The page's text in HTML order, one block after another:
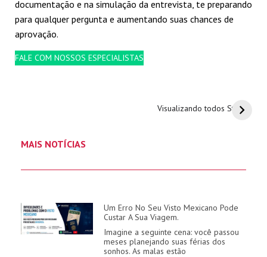
documentação e na simulação da entrevista, te preparando
para qualquer pergunta e aumentando suas chances de
aprovação.
FALE COM NOSSOS ESPECIALISTAS
Visualizando todos Stories
para agendar o
MAIS NOTÍCIAS
Um Erro No Seu Visto Mexicano Pode
Custar A Sua Viagem.
Imagine a seguinte cena: você passou
meses planejando suas férias dos
sonhos. As malas estão